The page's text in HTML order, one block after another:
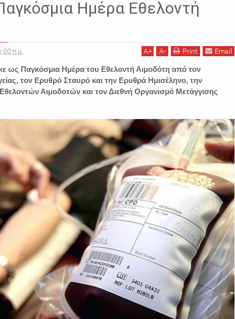
Ημέρα Εθελοντή
π.μ. A+ A- Print Email
ως Παγκόσμια Ημέρα του Εθελοντή Αιμοδότη από τον
τον Ερυθρό Σταυρό και την Ερυθρά Ημισέληνο, την
Αιμοδοτών και τον Διεθνή Οργανισμό Μετάγγισης